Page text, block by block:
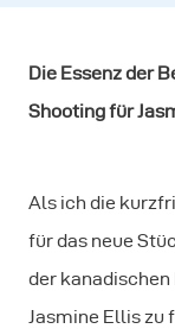
Die Essenz der
Shooting für
Als ich die
für das neue
der kanadischen
Jasmine Ellis zu